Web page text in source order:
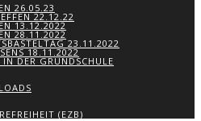
26.05.23
22.12.22
13.12.2022
28.11.2022
23.11.2022
18.11.2022
DER GRUNDSCHULE
(EZB)